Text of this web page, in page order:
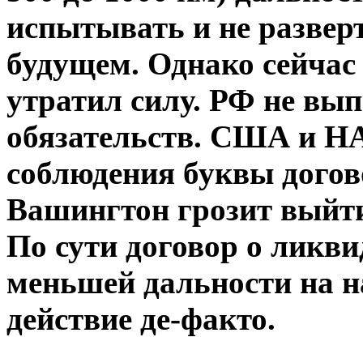
испытывать и не
будущем. Однако
утратил силу. РФ не
обязательств. США и
соблюдения буквы
Вашингтон грозит
По сути договор о
меньшей дальности на
действие де-факто.